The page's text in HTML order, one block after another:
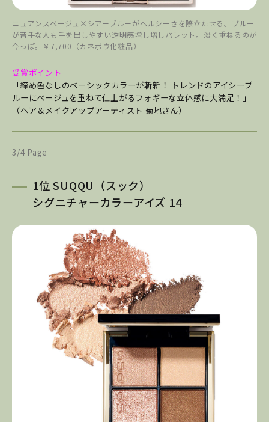
ニュアンスベージュ×シアーブルーがヘルシーさを際立たせる。ブルー
が苦手な人も手を出しやすい透明感増し増しパレット。淡く重ねるのが
今っぽ。￥7,700（カネボウ化粧品）
受賞ポイント
「締め色なしのベーシックカラーが斬新！ トレンドのアイシーブ
ルーにベージュを重ねて仕上がるフォギーな立体感に大満足！」
（ヘア＆メイクアップアーティスト 菊地さん）
3/4 Page
1位 SUQQU（スック）
シグニチャーカラーアイズ 14